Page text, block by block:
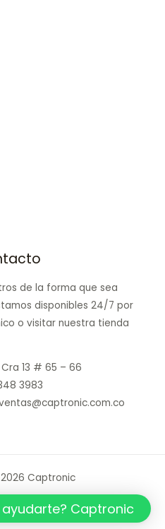
de la forma que sea
disponibles 24/7 por
o visitar nuestra tienda
13 # 65 – 66
3983
Captronic
Captronic Captronic